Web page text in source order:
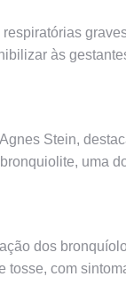
às
Stein,
uma
dos
tosse, com